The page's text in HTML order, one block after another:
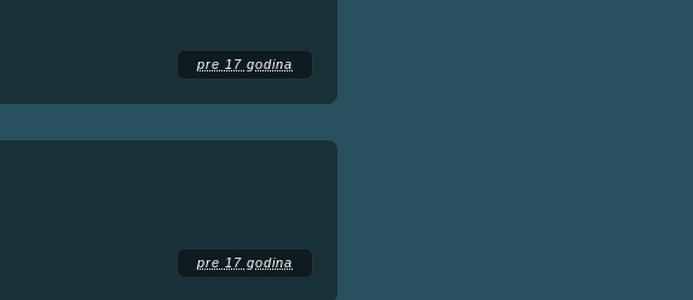
pre 17 godina
pre 17 godina